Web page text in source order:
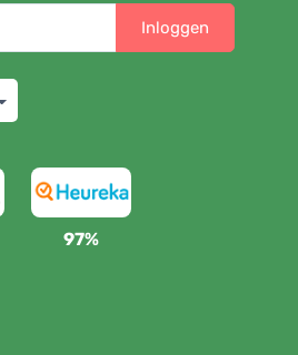
Inloggen
97%